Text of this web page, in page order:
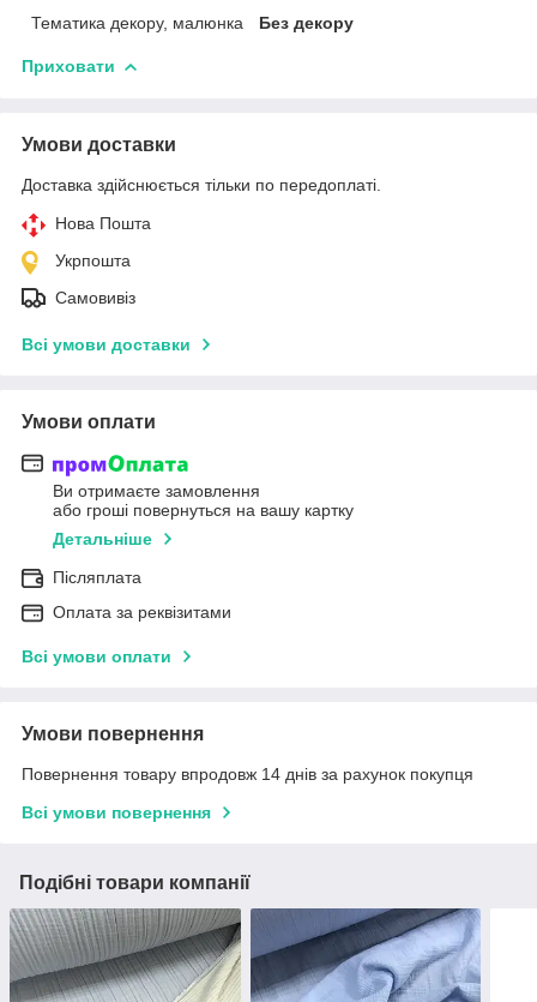
Тематика декору, малюнка
Без декору
Приховати
Умови доставки
Доставка здійснюється тільки по передоплаті.
Нова Пошта
Укрпошта
Самовивіз
Всі умови доставки
Умови оплати
Ви отримаєте замовлення
або гроші повернуться на вашу картку
Детальніше
Післяплата
Оплата за реквізитами
Всі умови оплати
Умови повернення
Повернення товару впродовж 14 днів за рахунок покупця
Всі умови повернення
Подібні товари компанії